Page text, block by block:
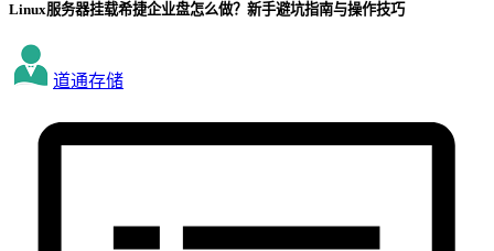
Linux服务器挂载希捷企业盘怎么做？新手避坑指南与操作技巧
道通存储